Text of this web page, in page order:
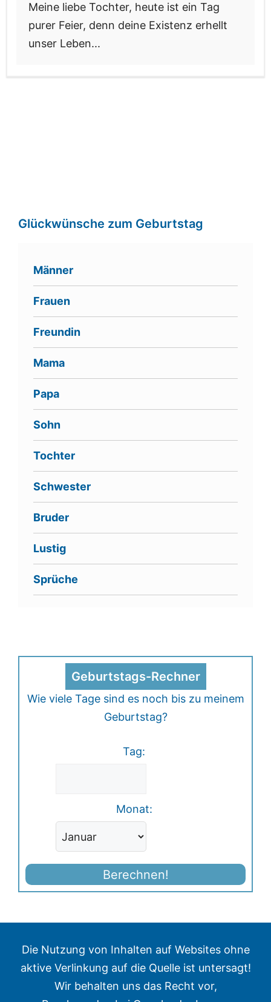
Meine liebe Tochter, heute ist ein Tag
purer Feier, denn deine Existenz erhellt
unser Leben...
Glückwünsche zum Geburtstag
Männer
Frauen
Freundin
Mama
Papa
Sohn
Tochter
Schwester
Bruder
Lustig
Sprüche
Geburtstags-Rechner
Wie viele Tage sind es noch bis zu meinem
Geburtstag?
Tag:
Monat:
Berechnen!
Die Nutzung von Inhalten auf Websites ohne
aktive Verlinkung auf die Quelle ist untersagt!
Wir behalten uns das Recht vor,